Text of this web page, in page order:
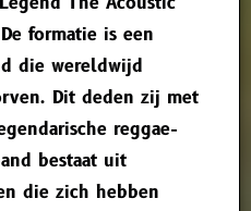
formatie is een
die wereldwijd
Dit deden zij met
reggae-
bestaat uit
die zich hebben